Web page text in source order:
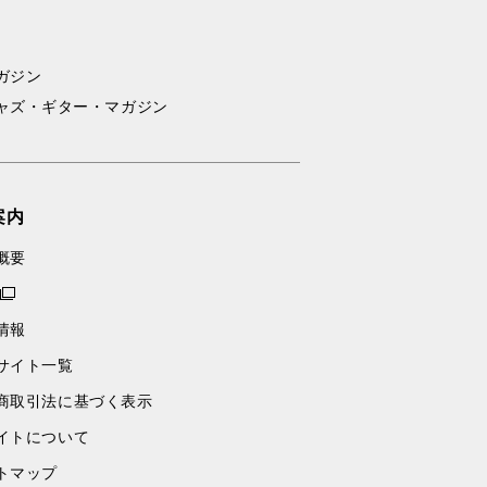
ジン
ズ・ギター・マガジン
内
要
報
イト一覧
取引法に基づく表示
トについて
マップ